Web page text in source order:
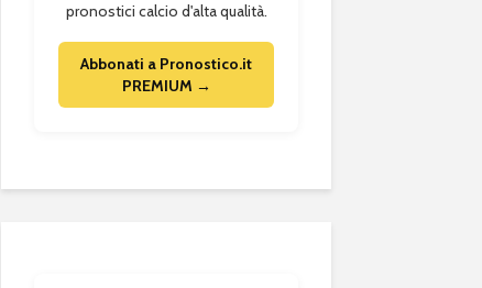
pronostici calcio d'alta qualità.
Abbonati a Pronostico.it
PREMIUM →